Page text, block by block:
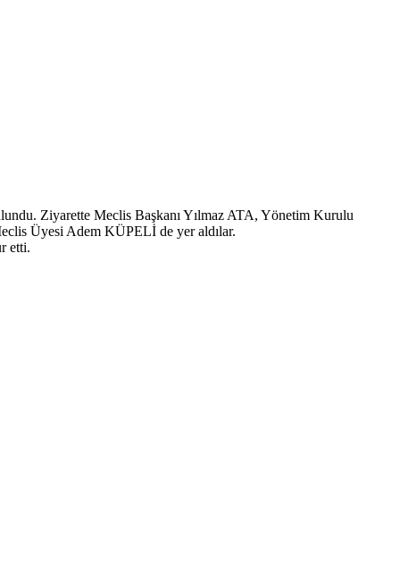
Ziyarette Meclis Başkanı Yılmaz ATA, Yönetim Kurulu
Üyesi Adem KÜPELİ de yer aldılar.
etti.